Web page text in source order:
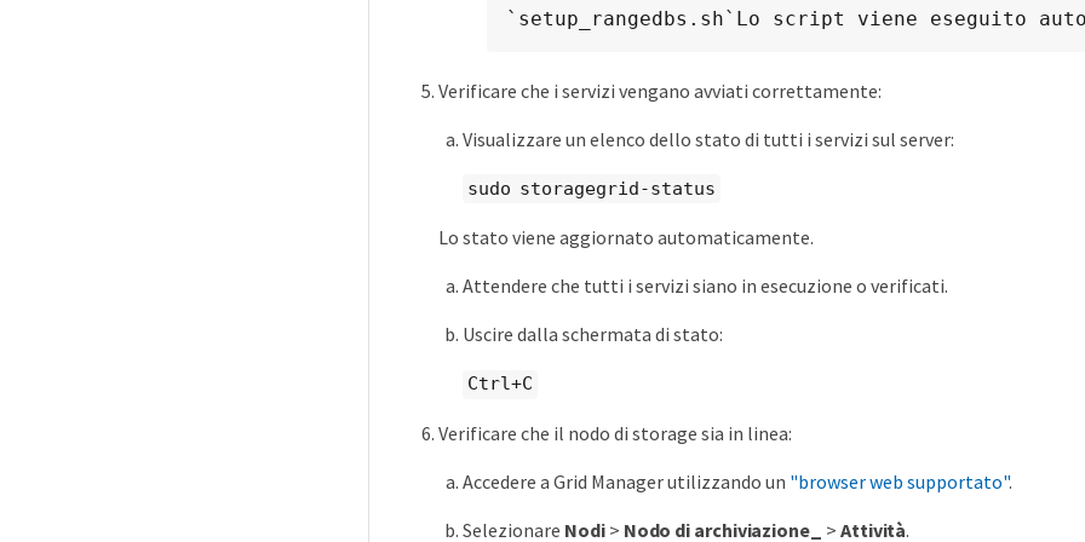
`setup_rangedbs.sh`Lo script viene eseguito
Verificare che i servizi vengano avviati correttamente:
Visualizzare un elenco dello stato di tutti i servizi sul server:
sudo storagegrid-status
Lo stato viene aggiornato automaticamente.
Attendere che tutti i servizi siano in esecuzione o verificati.
Uscire dalla schermata di stato:
Ctrl+C
Verificare che il nodo di storage sia in linea:
Accedere a Grid Manager utilizzando un "browser web supportato".
Selezionare Nodi> Nodo di archiviazione_ > Attività.